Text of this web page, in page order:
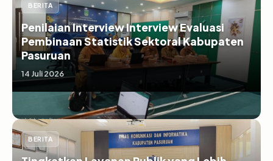
BERITA
Penilaian Interview Interview Evaluasi
Pembinaan Statistik Sektoral Kabupaten
Pasuruan
14 Juli 2026
BERITA